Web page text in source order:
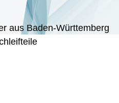
aus Baden-Württemberg